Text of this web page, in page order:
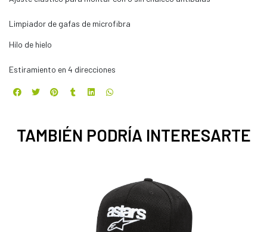
Limpiador de gafas de microfibra
Hilo de hielo
Estiramiento en 4 direcciones
TAMBIÉN PODRÍA INTERESARTE